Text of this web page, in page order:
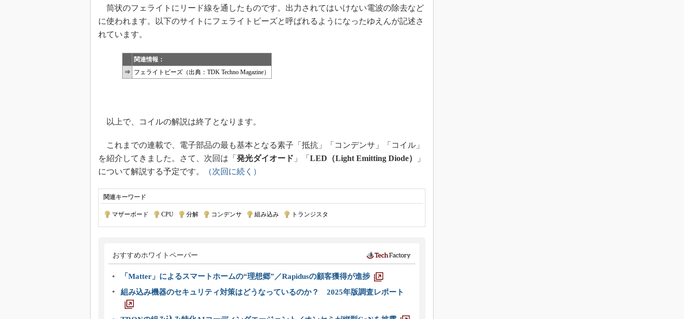
筒状のフェライトにリード線を通したものです。出力されてはいけない電波の除去など
に使われます。以下のサイトにフェライトビーズと呼ばれるようになったゆえんが記述さ
れています。
関連情報：
⇒
フェライトビーズ（出典：TDK Techno Magazine）
以上で、コイルの解説は終了となります。
これまでの連載で、電子部品の最も基本となる素子「抵抗」「コンデンサ」「コイル」
を紹介してきました。さて、次回は「 発光ダイオード 」「 LED（Light Emitting Diode）
」
について解説する予定です。
（次回に続く）
関連キーワード
マザーボード CPU 分解 コンデンサ 組み込み トランジスタ
おすすめホワイトペーパー
「Matter」によるスマートホームの“理想郷”／Rapidusの顧客獲得が進捗
組み込み機器のセキュリティ対策はどうなっているのか？ 2025年版調査レポート